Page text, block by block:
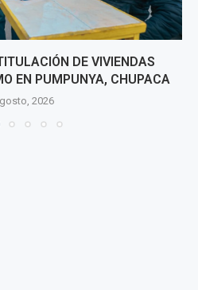
DE VIVIENDAS
EN PUMPUNYA, CHUPACA
2026